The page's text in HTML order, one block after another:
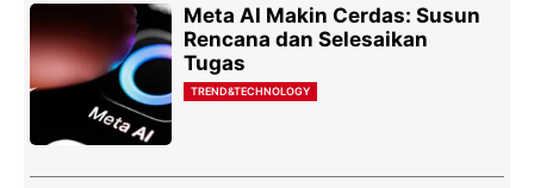
Meta AI Makin Cerdas: Susun
Rencana dan Selesaikan
Tugas
TREND&TECHNOLOGY